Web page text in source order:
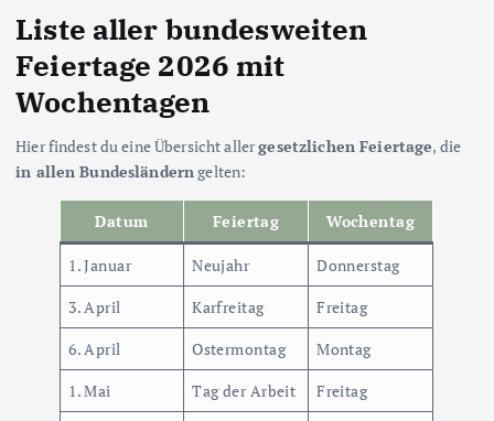
Liste aller bundesweiten
Feiertage 2026 mit
Wochentagen
Hier findest du eine Übersicht allergesetzlichen Feiertage, die
in allen Bundesländerngelten:
Datum Feiertag Wochentag
1. Januar Neujahr
Donnerstag
3. April
Karfreitag
Freitag
6. April
Ostermontag
Montag
1. Mai
Tag der Arbeit Freitag